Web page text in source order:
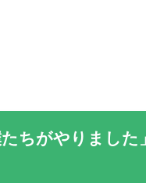
たちがやりました